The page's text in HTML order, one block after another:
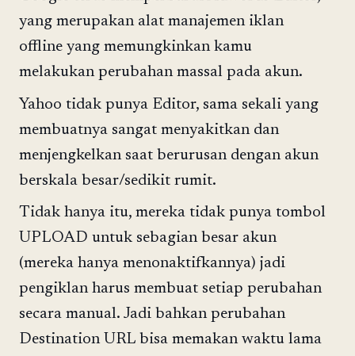
yang merupakan alat manajemen iklan
offline yang memungkinkan kamu
melakukan perubahan massal pada akun.
Yahoo tidak punya Editor, sama sekali yang
membuatnya sangat menyakitkan dan
menjengkelkan saat berurusan dengan akun
berskala besar/sedikit rumit.
Tidak hanya itu, mereka tidak punya tombol
UPLOAD untuk sebagian besar akun
(mereka hanya menonaktifkannya) jadi
pengiklan harus membuat setiap perubahan
secara manual. Jadi bahkan perubahan
Destination URL bisa memakan waktu lama